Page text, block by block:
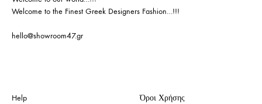
Welcome to the Finest Greek Designers Fashion…!!!
hello@showroom47.gr
Help Όροι Χρήσης